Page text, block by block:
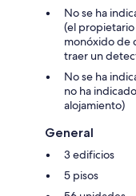
No se ha
(el
monóxido de
traer un
No se ha
no ha
alojamiento)
General
3 edificios
5 pisos